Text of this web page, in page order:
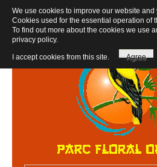
We use cookies to improve our website
Cookies used for the essential operation of
To find out more about the cookies we use
privacy policy.
I accept cookies from this site. Agree